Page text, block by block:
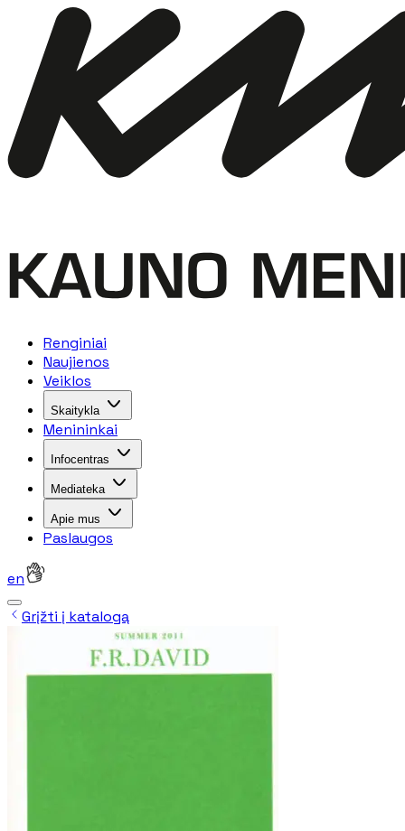
Renginiai
Naujienos
Veiklos
Skaitykla
Menininkai
Infocentras
Mediateka
Apie mus
Paslaugos
en
Grįžti į katalogą